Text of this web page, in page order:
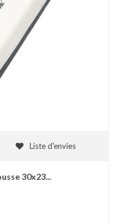
Liste d'envies
30x23...